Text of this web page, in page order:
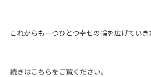
これからも一つひとつ幸せの輪を広げていき
続きはこちらをご覧ください。